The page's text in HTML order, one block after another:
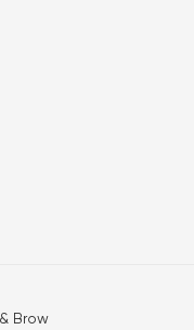
Brow